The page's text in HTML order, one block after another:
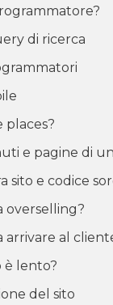
di ricerca
places?
e pagine di
sito e codice
overselling?
arrivare al
è lento?
del sito